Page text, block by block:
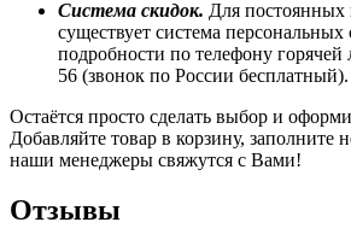
Система скидок. Для постоянных
существует система
подробности по телефону
56 (звонок по России бесплатный).
Остаётся просто сделать выбор и
Добавляйте товар в корзину, заполните
наши менеджеры свяжутся с Вами!
Отзывы